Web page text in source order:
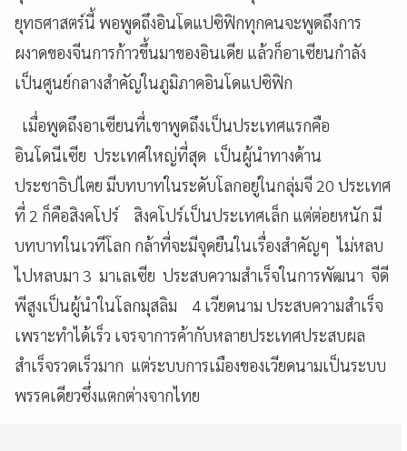
ยุทธศาสตร์นี้ พอพูดถึงอินโดแปซิฟิกทุกคนจะพูดถึงการ
ผงาดของจีนการก้าวขึ้นมาของอินเดีย แล้วก็อาเซียนกำลัง
เป็นศูนย์กลางสำคัญในภูมิภาคอินโดแปซิฟิก
เมื่อพูดถึงอาเซียนที่เขาพูดถึงเป็นประเทศแรกคือ
อินโดนีเซีย ประเทศใหญ่ที่สุด เป็นผู้นำทางด้าน
ประชาธิปไตย มีบทบาทในระดับโลกอยู่ในกลุ่มจี 20 ประเทศ
ที่ 2 ก็คือสิงคโปร์ สิงคโปร์เป็นประเทศเล็ก แต่ต่อยหนัก มี
บทบาทในเวทีโลก กล้าที่จะมีจุดยืนในเรื่องสำคัญๆ ไม่หลบ
ไปหลบมา 3 มาเลเซีย ประสบความสำเร็จในการพัฒนา จีดี
พีสูงเป็นผู้นำในโลกมุสลิม 4 เวียดนาม ประสบความสำเร็จ
เพราะทำได้เร็ว เจรจาการค้ากับหลายประเทศประสบผล
สำเร็จรวดเร็วมาก แต่ระบบการเมืองของเวียดนามเป็นระบบ
พรรคเดียวซึ่งแตกต่างจากไทย